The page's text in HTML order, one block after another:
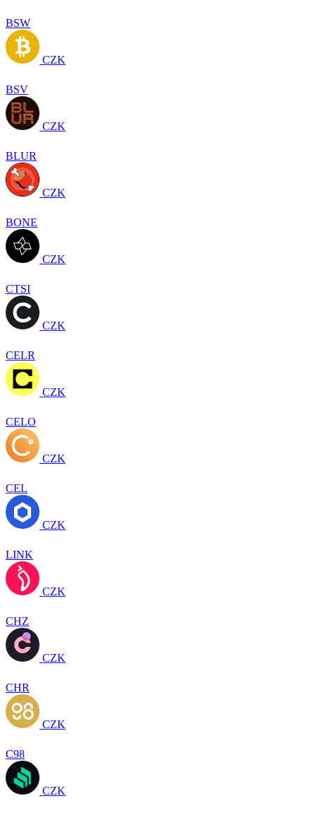
BSW
CZK
BSV
CZK
BLUR
CZK
BONE
CZK
CTSI
CZK
CELR
CZK
CELO
CZK
CEL
CZK
LINK
CZK
CHZ
CZK
CHR
CZK
C98
CZK